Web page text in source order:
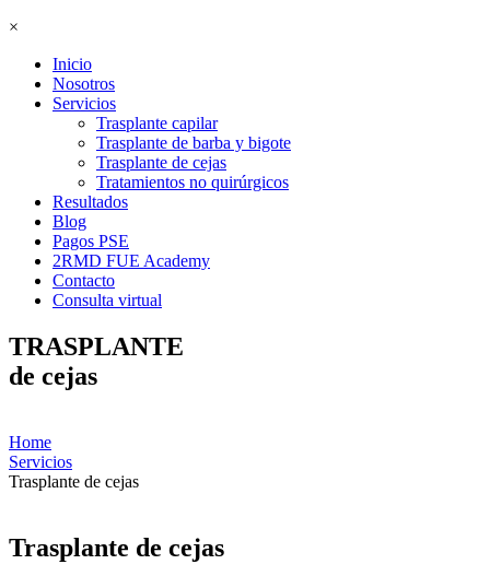
×
Inicio
Nosotros
Servicios
Trasplante capilar
Trasplante de barba y bigote
Trasplante de cejas
Tratamientos no quirúrgicos
Resultados
Blog
Pagos PSE
2RMD FUE Academy
Contacto
Consulta virtual
TRASPLANTE
de cejas
Home
Servicios
Trasplante de cejas
Trasplante de cejas